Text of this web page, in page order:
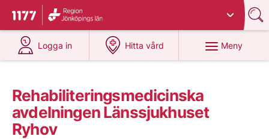
Till startsidan för 1177
Du har valt region
Logga in
på 1177.se
Hitta vård
på 1177.se
Meny
Rehabiliteringsmedicinska
avdelningen Länssjukhuset
Ryhov